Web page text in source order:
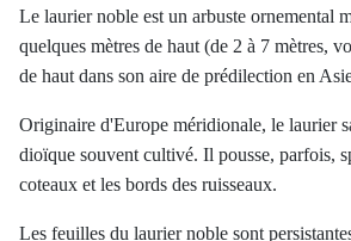
Le laurier noble est un arbuste ornemental
quelques mètres de haut (de 2 à 7 mètres,
de haut dans son aire de prédilection en
Originaire d'Europe méridionale, le laurier
dioïque souvent cultivé. Il pousse, parfois,
coteaux et les bords des ruisseaux.
Les feuilles du laurier noble sont